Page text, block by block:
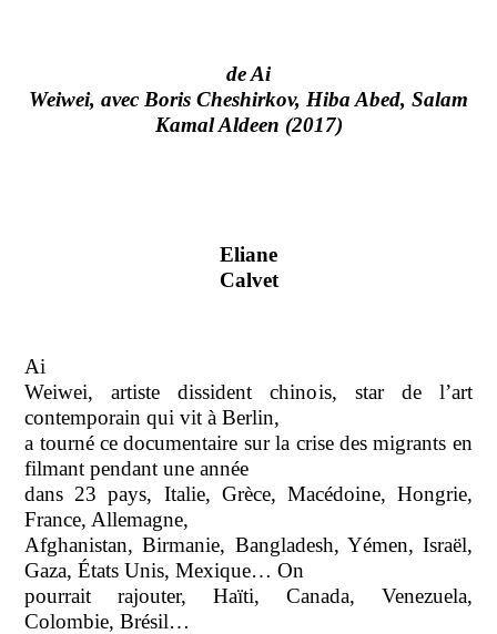
de Ai
Weiwei, avec Boris Cheshirkov, Hiba Abed, Salam
Kamal Aldeen (2017)
Eliane
Calvet
Ai
Weiwei, artiste dissident chinois, star de l’art
contemporain qui vit à Berlin,
a tourné ce documentaire sur la crise des migrants en
filmant pendant une année
dans 23 pays, Italie, Grèce, Macédoine, Hongrie,
France, Allemagne,
Afghanistan, Birmanie, Bangladesh, Yémen, Israël,
Gaza, États Unis, Mexique… On
pourrait rajouter, Haïti, Canada, Venezuela,
Colombie, Brésil…